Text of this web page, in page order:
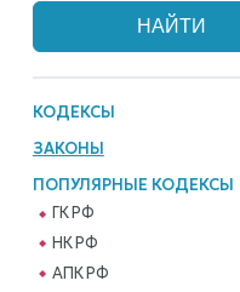
КОДЕКСЫ
ЗАКОНЫ
ПОПУЛЯРНЫЕ КОДЕКСЫ
ГК РФ
НК РФ
АПК РФ